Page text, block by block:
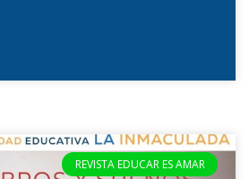
REVISTA EDUCAR ES AMAR